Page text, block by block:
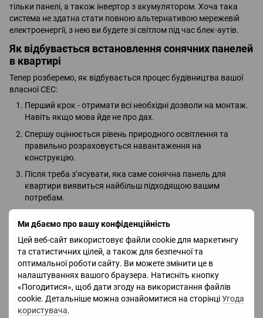
Ми дбаємо про вашу конфіденційність
Цей веб-сайт використовує файли cookie для маркетингу
та статистичних цілей, а також для безпечної та
оптимальної роботи сайту. Ви можете змінити це в
налаштуваннях вашого браузера. Натисніть кнопку
«Погодитися», щоб дати згоду на використання файлів
cookie. Детальніше можна ознайомитися на сторінціУгода
користувача.
тільки панелі, а також інвертор з акумулятором. Хоча така
система не здатна стати повною альтернативою мережевій
електроенергії, з нею ви будете зі світлом під час блек-аутів.
Як відбувається встановлення сонячних панелей
в квартирі
Тепер розберемо, як відбувається процес будівництва вашої
власної СЕС:
Перший крок - отримати всі необхідні дозволи на монтаж.
Навіть якщо мова йде не про дах.
Спершу оцінюється рівень природного освітлення та
правильно розраховується навантаження на
конструкцію.
Після треба з’ясувати, яка саме сонячна панель для
квартири виявиться найбільш підходящою вашим
потребам.
під правильним кутом.
Далі з'єднується керуюче обладнання з фотопанелями та
інвертором та відбувається процес підключення до мережі
чи акумуляторів.
Коли всі кроки пройдені, ви отримуєте альтернативне джерело
енергії на період відключень світла. При невеликих інвестиціях.